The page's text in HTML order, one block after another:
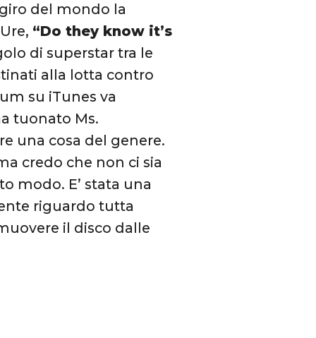
del mondo la
“Do they know it’s
di superstar tra le
alla lotta contro
su iTunes va
tuonato Ms.
una cosa del genere.
credo che non ci sia
modo. E’ stata una
riguardo tutta
il disco dalle